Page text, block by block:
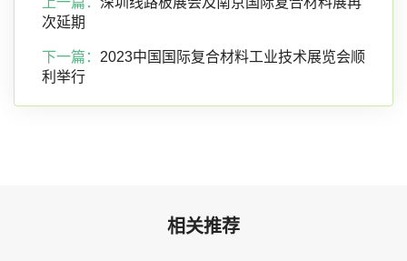
次延期
下一篇： 2023中国国际复合材料工业技术展览会顺
利举行
相关推荐